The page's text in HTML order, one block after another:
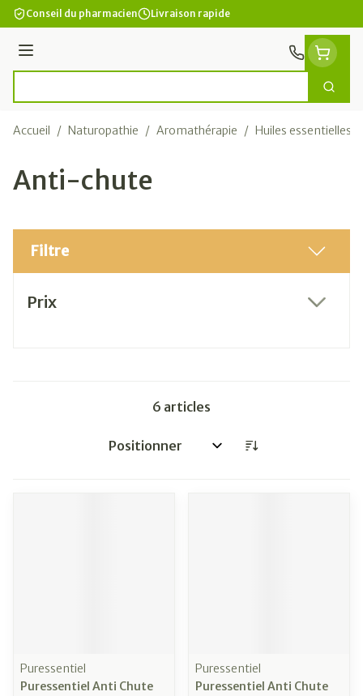
Aller au contenu
Conseil du pharmacien Livraison rapide
Menu
Accueil / Naturopathie / Aromathérapie / Huiles essentielles
Anti-chute
Filtre
Prix
6 articles
Trier par:
Puressentiel
Puressentiel Anti Chute
Puressentiel
Puressentiel Anti Chute